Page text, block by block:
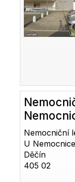
Nemocniční
U
Děčín
405 02